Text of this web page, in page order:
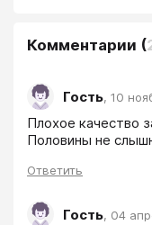
Комментарии (
Гость, 10
Плохое качество
Половины не
Ответить
Гость, 04